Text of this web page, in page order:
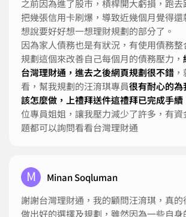
之前因為進了股市，槓桿開大虧損，跑
把幾張信用卡刷爆，導致近幾個月覺得還
想說要好好想一想理財規劃的部分了。
因為家人債務也是有狀況，有使用債務
規劃這個來改善自己每個月的債務壓力，
台灣理財通，進去之後網頁規劃很不錯
看，幫我規劃的汪淯琪專員很有耐心的
該怎麼做，上禮拜送件這禮拜已完成手續
位專員姐姐，讓我壓力減少了許多，有
題都可以詢問看看台灣理財通
M
Minan Soqluman
謝謝台灣理財通，我的顧問汪淯琪，真
做出好的選擇及規劃，雖然因為一些自